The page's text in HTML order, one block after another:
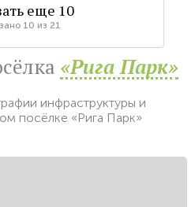
еще 10
10 из 21
«Рига Парк»
инфраструктуры и
посёлке «Рига Парк»